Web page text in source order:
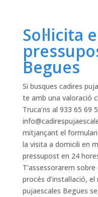
Sol·licita
Begues
Si busques cadires
te amb una valoració
Truca’ns al 933 65 69
mitjançant el
la visita a domicili en
pressupost en 24
T’assessorarem
procés d’instal·lació,
pujaescales Begues